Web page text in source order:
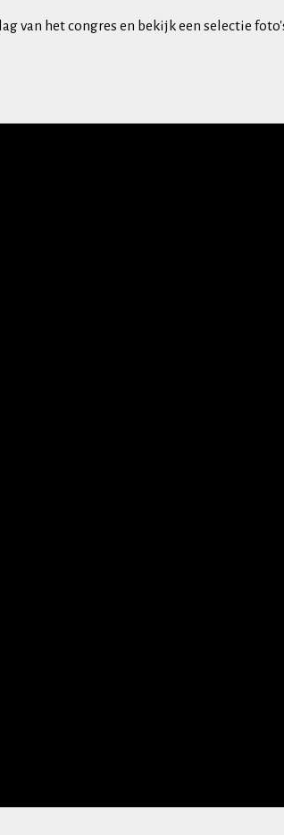
van het congres en bekijk een selectie